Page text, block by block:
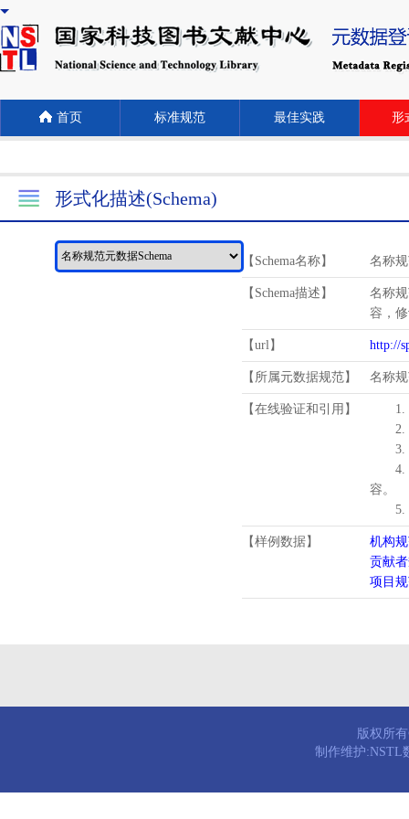
首页 标准规范 最佳实践 形
形式化描述(Schema)
【Schema名称】 名称规
【Schema描述】
名称
容，
【url】 http://
【所属元数据规范】 名称
【在线验证和引用】
1.
2.
3.
4.
容。
5.
【样例数据】
机构
贡献
项目
版权所
制作维护:NSTL